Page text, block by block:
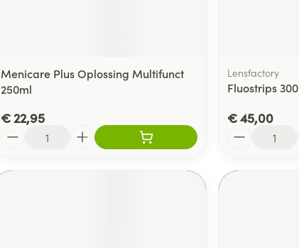
Menicare Plus Oplossing Multifunct
250ml
€ 22,95
Lensfactory
Fluostrips 300
€ 45,00